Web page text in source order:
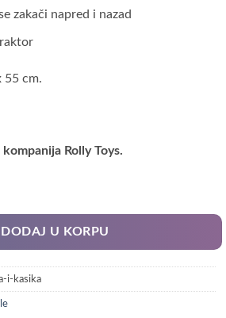
zakači napred i nazad
55 cm.
Rolly Toys.
DODAJ U KORPU
i-kasika